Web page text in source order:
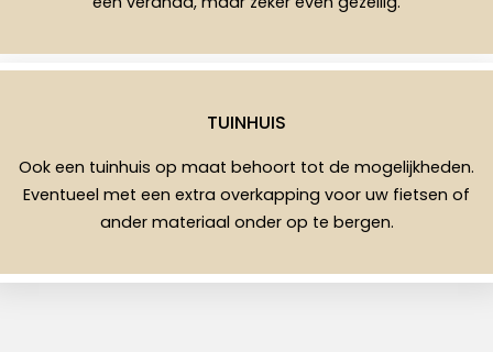
TUINHUIS
Ook een tuinhuis op maat behoort tot de mogelijkheden.
Eventueel met een extra overkapping voor uw fietsen of
ander materiaal onder op te bergen.